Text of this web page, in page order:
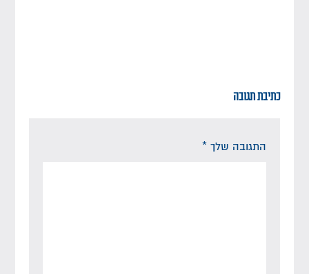
כתיבת תגובה
התגובה שלך*